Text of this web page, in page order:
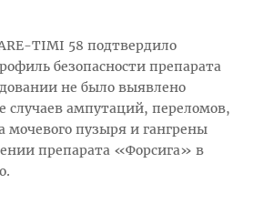
TIMI 58 подтвердило
безопасности препарата
не было выявлено
случаев ампутаций, переломов,
мочевого пузыря и гангрены
препарата «Форсига» в